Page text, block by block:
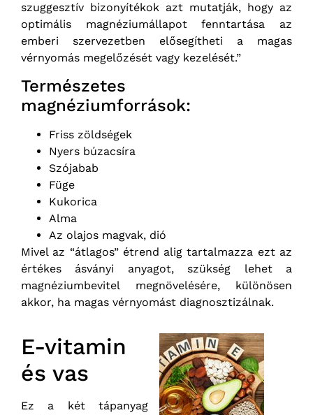
szuggesztív bizonyítékok azt mutatják, hogy az
optimális magnéziumállapot fenntartása az
emberi szervezetben elősegítheti a magas
vérnyomás megelőzését vagy kezelését.”
Természetes
magnéziumforrások:
Friss zöldségek
Nyers búzacsíra
Szójabab
Füge
Kukorica
Alma
Az olajos magvak, dió
Mivel az “átlagos” étrend alig tartalmazza ezt az
értékes ásványi anyagot, szükség lehet a
magnéziumbevitel megnövelésére, különösen
akkor, ha magas vérnyomást diagnosztizálnak.
E-vitamin
és vas
Ez a két tápanyag